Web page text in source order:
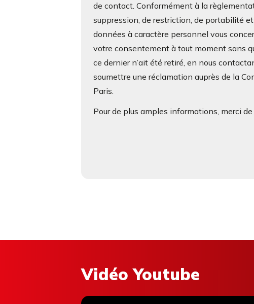
de contact. Conformément à la
suppression, de restriction, de portabilité
données à caractère personnel vous
votre consentement à tout moment sans
ce dernier n’ait été retiré, en nous
soumettre une réclamation auprès de la
Paris.
Pour de plus amples informations, merci
Vidéo Youtube